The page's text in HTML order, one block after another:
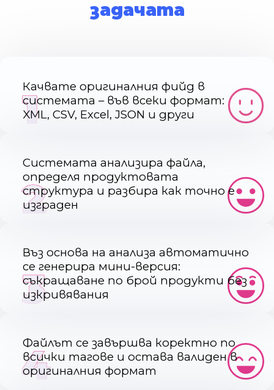
задачата
Качвате оригиналния фийд в
системата – във всеки формат:
XML, CSV, Excel, JSON и други
1
Системата анализира файла,
определя продуктовата
структура и разбира как точно е
изграден
2
Въз основа на анализа автоматично
се генерира мини-версия:
съкращаване по брой продукти без
изкривявания
3
Файлът се завършва коректно по
всички тагове и остава валиден в
оригиналния формат
4